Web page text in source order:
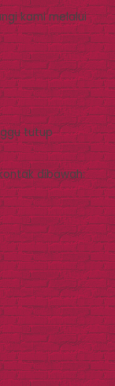
kami melalui
tutup
dibawah: